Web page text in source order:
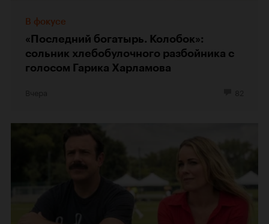
В фокусе
«Последний богатырь. Колобок»:
сольник хлебобулочного разбойника с
голосом Гарика Харламова